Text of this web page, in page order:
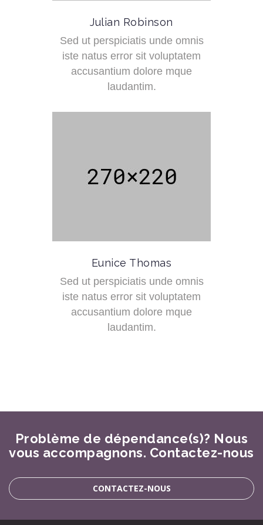
Julian Robinson
Sed ut perspiciatis unde omnis
iste natus error sit voluptatem
accusantium dolore mque
laudantim.
Eunice Thomas
Sed ut perspiciatis unde omnis
iste natus error sit voluptatem
accusantium dolore mque
laudantim.
Problème de dépendance(s)? Nous
vous accompagnons. Contactez-nous
CONTACTEZ-NOUS